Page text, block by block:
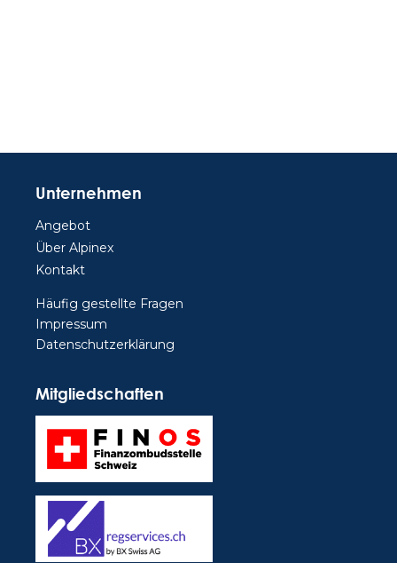
Unternehmen
Angebot
Über Alpinex
Kontakt
Häufig gestellte Fragen
Impressum
Datenschutzerklärung
Mitgliedschaften